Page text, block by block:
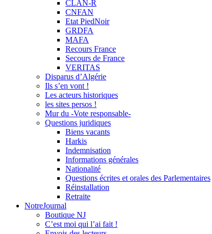
CLAN-R
CNFAN
Etat PiedNoir
GRDFA
MAFA
Recours France
Secours de France
VERITAS
Disparus d’Algérie
Ils s’en vont !
Les acteurs historiques
les sites persos !
Mur du -Vote responsable-
Questions juridiques
Biens vacants
Harkis
Indemnisation
Informations générales
Nationalité
Questions écrites et orales des Parlementaires
Réinstallation
Retraite
NotreJournal
Boutique NJ
C’est moi qui l’ai fait !